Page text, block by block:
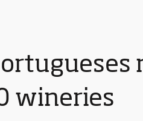
wineries